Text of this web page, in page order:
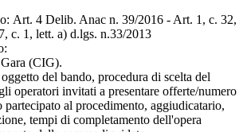
Art. 4 Delib. Anac n. 39/2016 - Art. 1, c. 32,
c. 1, lett. a) d.lgs. n.33/2013
(CIG).
del bando, procedura di scelta del
operatori invitati a presentare offerte/numero
al procedimento, aggiudicatario,
tempi di completamento dell'opera